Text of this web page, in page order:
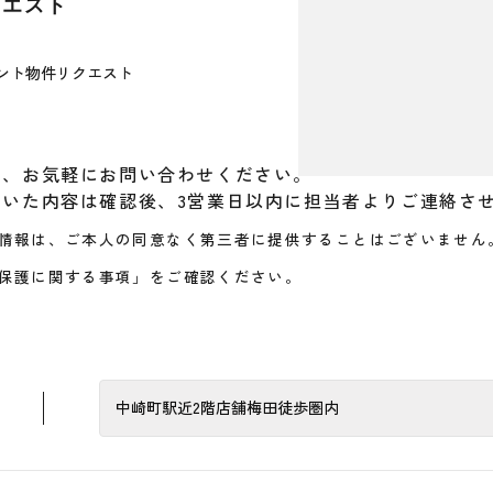
ト物件リクエスト
お気軽にお問い合わせください。
た内容は確認後、3営業日以内に担当者よりご連絡さ
は、ご本人の同意なく第三者に提供することはございません。
に関する事項」をご確認ください。